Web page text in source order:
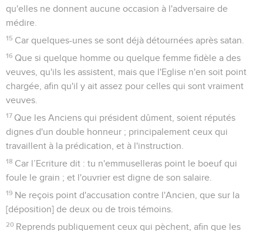
qu'elles ne donnent aucune occasion à l'adversaire de
médire.
15 Car quelques-unes se sont déjà détournées après satan.
16 Que si quelque homme ou quelque femme fidèle a des
veuves, qu'ils les assistent, mais que l'Eglise n'en soit point
chargée, afin qu'il y ait assez pour celles qui sont vraiment
veuves.
17 Que les Anciens qui président dûment, soient réputés
dignes d'un double honneur ; principalement ceux qui
travaillent à la prédication, et à l'instruction.
18 Car l’Ecriture dit : tu n'emmuselleras point le boeuf qui
foule le grain ; et l'ouvrier est digne de son salaire.
19 Ne reçois point d'accusation contre l'Ancien, que sur la
[déposition] de deux ou de trois témoins.
20 Reprends publiquement ceux qui pèchent, afin que les